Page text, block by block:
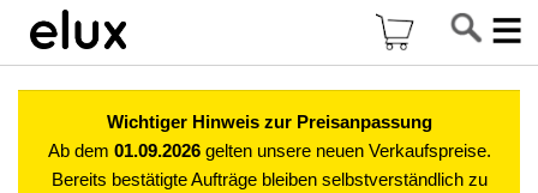
Mein
Wichtiger Hinweis zur Preisanpassung
Ab dem 01.09.2026gelten unsere neuen Verkaufspreise.
Bereits bestätigte Aufträge bleiben selbstverständlich zu